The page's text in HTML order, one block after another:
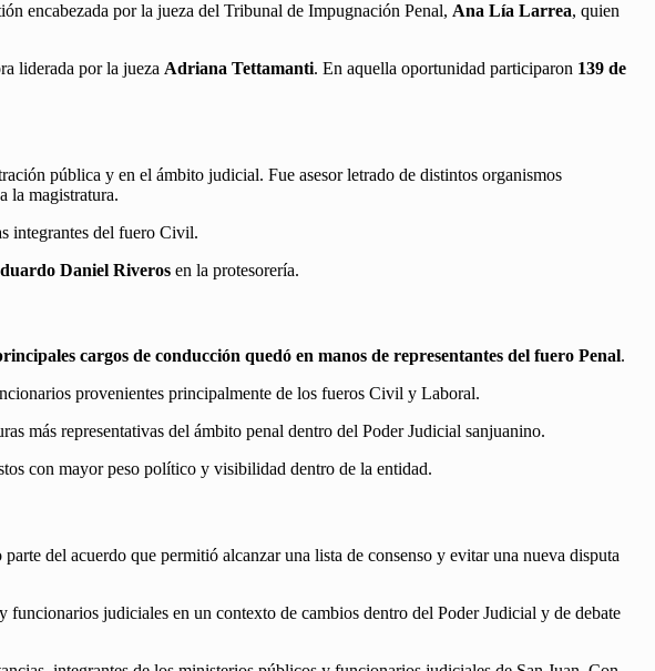
encabezada por la jueza del Tribunal de Impugnación Penal, Ana Lía Larrea, quien
liderada por la jueza Adriana Tettamanti. En aquella oportunidad participaron 139 de
pública y en el ámbito judicial. Fue asesor letrado de distintos organismos
la magistratura.
integrantes del fuero Civil.
Daniel Riveros en la protesorería.
cargos de conducción quedó en manos de representantes del fuero Penal.
provenientes principalmente de los fueros Civil y Laboral.
más representativas del ámbito penal dentro del Poder Judicial sanjuanino.
con mayor peso político y visibilidad dentro de la entidad.
del acuerdo que permitió alcanzar una lista de consenso y evitar una nueva disputa
judiciales en un contexto de cambios dentro del Poder Judicial y de debate